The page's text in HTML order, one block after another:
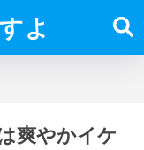
よ
爽やかイケ